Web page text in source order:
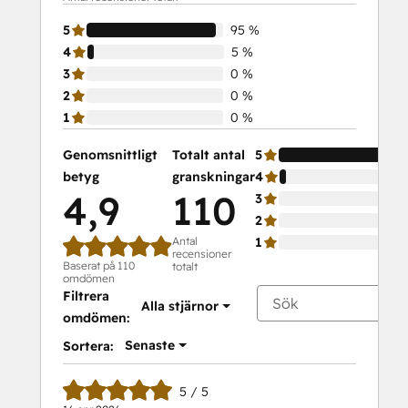
5
95 %
4
5 %
3
0 %
2
0 %
1
0 %
Genomsnittligt
betyg
4,9
Baserat på 110
omdömen
Totalt antal
granskningar
110
Antal
recensioner
totalt
5
4
3
2
1
Filtrera
omdömen:
Alla stjärnor
Sortera: Senaste
5 / 5